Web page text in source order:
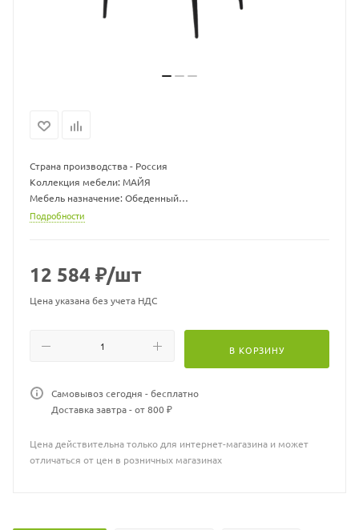
Страна производства - Россия
Коллекция мебели: МАЙЯ
Мебель назначение: Обеденный
Кресло ШхДхВ (см): 59х57х77
Штабелируются: Да
Подробности
12 584 ₽/шт
Цена указана без учета НДС
В КОРЗИНУ
Самовывоз сегодня - бесплатно
Доставка завтра - от 800 ₽
Цена действительна только для интернет-магазина и может
отличаться от цен в розничных магазинах